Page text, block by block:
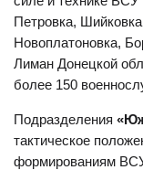
Петровка,
Новоплатоновка,
Лиман Донецкой
более 150
Подразделения
тактическое
формированиям